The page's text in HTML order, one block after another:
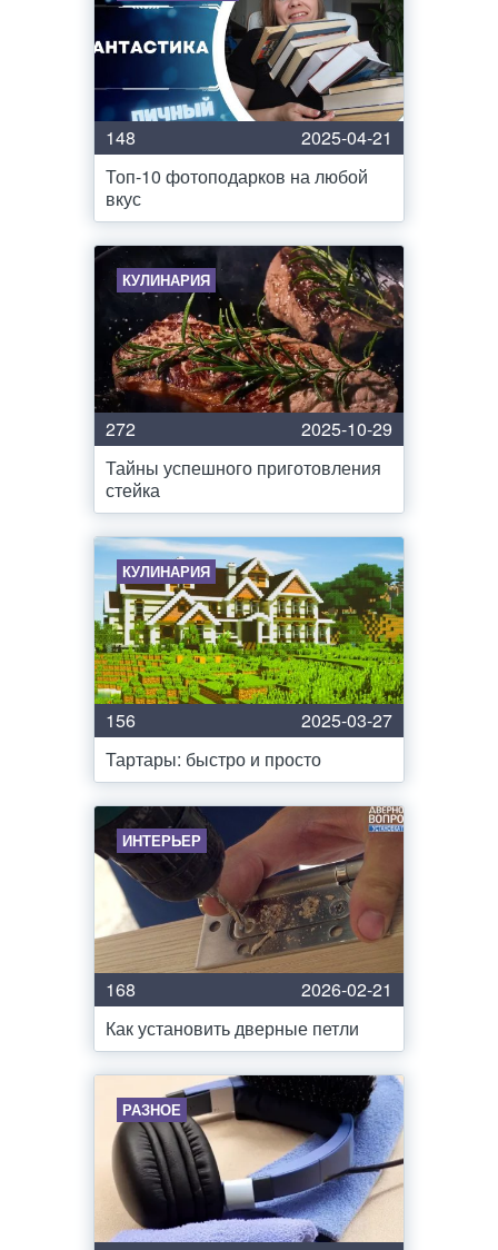
148
2025-04-21
Топ-10 фотоподарков на любой
вкус
КУЛИНАРИЯ
272
2025-10-29
Тайны успешного приготовления
стейка
КУЛИНАРИЯ
156
2025-03-27
Тартары: быстро и просто
ИНТЕРЬЕР
168
2026-02-21
Как установить дверные петли
РАЗНОЕ